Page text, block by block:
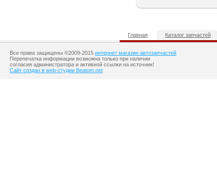
Главная Каталог запчастей
Все права защищены ©2009-2015 интернет магазин автозапчастей
Перепечатка информации возможна только при наличии
согласия администратора и активной ссылки на источник!
Сайт создан в web-студии Beatom.net